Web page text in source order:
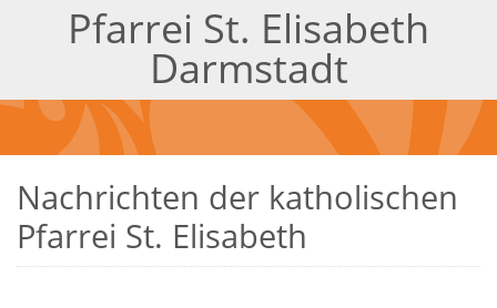
Pfarrei St. Elisabeth
Darmstadt
Nachrichten der katholischen
Pfarrei St. Elisabeth